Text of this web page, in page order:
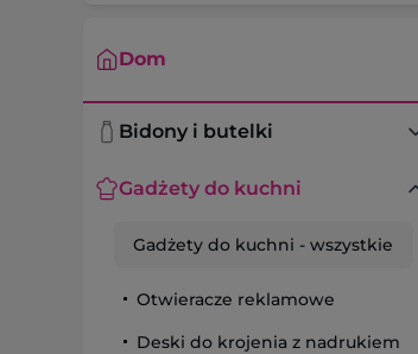
Dom
Bidony i butelki
Gadżety do kuchni
Gadżety do kuchni - wszystkie
Otwieracze reklamowe
Deski do krojenia z nadrukiem